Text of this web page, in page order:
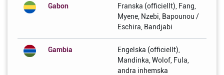
Gabon
Franska (officiellt), Fang,
Myene, Nzebi, Bapounou /
Eschira, Bandjabi
Gambia
Engelska (officiellt),
Mandinka, Wolof, Fula,
andra inhemska